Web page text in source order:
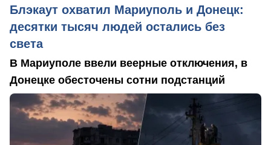
Блэкаут охватил Мариуполь и Донецк:
десятки тысяч людей остались без
света
В Мариуполе ввели веерные отключения, в
Донецке обесточены сотни подстанций